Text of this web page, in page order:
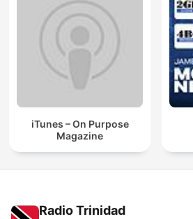
iTunes – On Purpose
Magazine
Radio Trinidad